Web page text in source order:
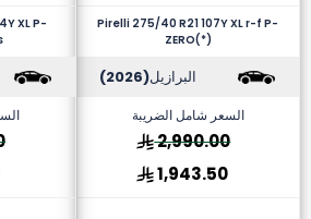
Pirelli 275/40 R21 107Y XL r-f P-
ZERO(*)
البرازيل(2026)
السعر شامل الضريبة
2,990.00
1,943.50
XL P-